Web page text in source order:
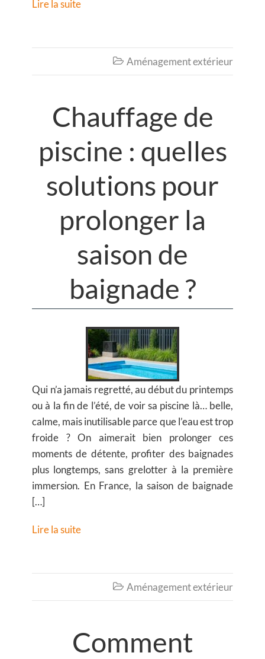
Lire la suite
 Aménagement extérieur
Chauffage de
piscine : quelles
solutions pour
prolonger la
saison de
baignade ?
Qui n’a jamais regretté, au début du printemps
ou à la fin de l’été, de voir sa piscine là… belle,
calme, mais inutilisable parce que l’eau est trop
froide ? On aimerait bien prolonger ces
moments de détente, profiter des baignades
plus longtemps, sans grelotter à la première
immersion. En France, la saison de baignade
[…]
Lire la suite
 Aménagement extérieur
Comment